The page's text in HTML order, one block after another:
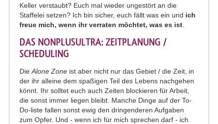
Keller verstaubt? Euch mal wieder ungestört an die
Staffelei setzen? Ich bin sicher, euch fällt was ein und ich
freue mich, wenn ihr verraten möchtet, was es ist
DAS NONPLUSULTRA: ZEITPLANUNG /
SCHEDULING
Die Alone Zone ist aber nicht nur das Gebiet / die Zeit, in
der ihr alleine dem spaßigen Teil des Lebens nachgehen
könnt. Ihr solltet euch auch Zeiten blockieren für Arbeit,
die sonst immer liegen bleibt. Manche Dinge auf der To-
Do-liste fallen sonst ewig den dringenderen Aufgaben
zum Opfer. Und - wenn ich für mich sprechen darf - ich